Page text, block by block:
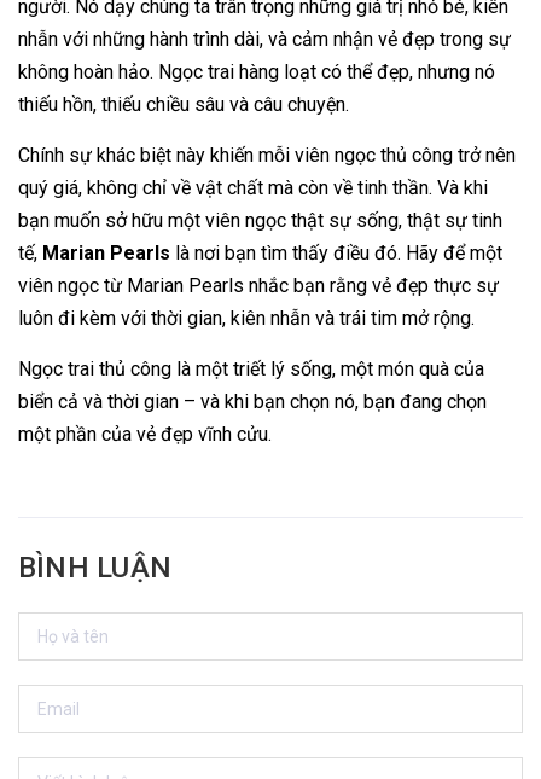
người. Nó dạy chúng ta trân trọng những giá trị nhỏ bé, kiên
nhẫn với những hành trình dài, và cảm nhận vẻ đẹp trong sự
không hoàn hảo. Ngọc trai hàng loạt có thể đẹp, nhưng nó
thiếu hồn, thiếu chiều sâu và câu chuyện.
Chính sự khác biệt này khiến mỗi viên ngọc thủ công trở nên
quý giá, không chỉ về vật chất mà còn về tinh thần. Và khi
bạn muốn sở hữu một viên ngọc thật sự sống, thật sự tinh
tế, Marian Pearls là nơi bạn tìm thấy điều đó. Hãy để một
viên ngọc từ Marian Pearls nhắc bạn rằng vẻ đẹp thực sự
luôn đi kèm với thời gian, kiên nhẫn và trái tim mở rộng.
Ngọc trai thủ công là một triết lý sống, một món quà của
biển cả và thời gian – và khi bạn chọn nó, bạn đang chọn
một phần của vẻ đẹp vĩnh cửu.
BÌNH LUẬN